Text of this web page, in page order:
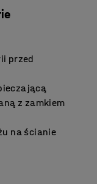
przed
z zamkiem
na ścianie